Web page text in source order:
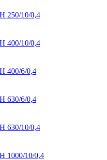
250/10/0,4
400/10/0,4
400/6/0,4
630/6/0,4
630/10/0,4
1000/10/0,4